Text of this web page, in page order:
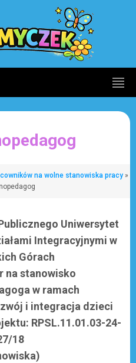
na wolne stanowiska pracy»
Uniwersytet
Integracyjnymi w
Górach
na stanowisko
w ramach
i integracja dzieci
RPSL.11.01.03-24-
18